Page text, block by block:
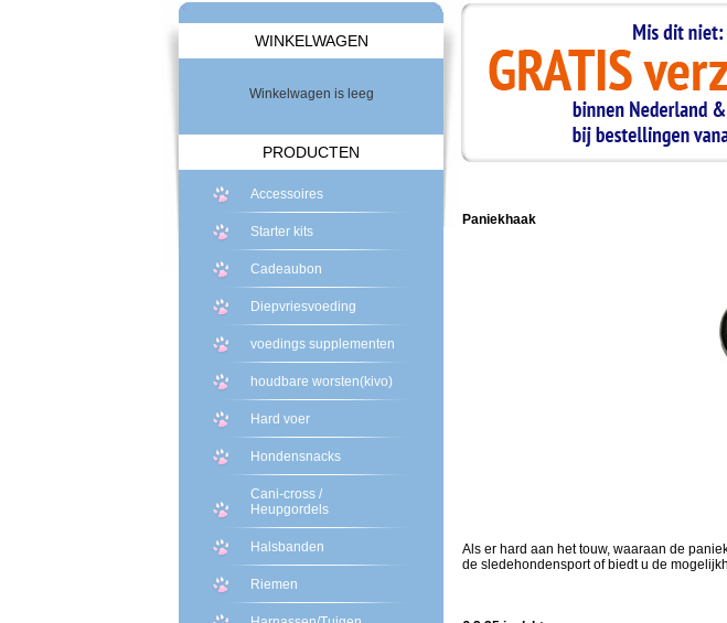
WINKELWAGEN
Winkelwagen is leeg
PRODUCTEN
Accessoires
Starter kits
Cadeaubon
Diepvriesvoeding
voedings supplementen
houdbare worsten(kivo)
Hard voer
Hondensnacks
Cani-cross /
Heupgordels
Halsbanden
Riemen
Paniekhaak
Als er hard aan het touw, waaraan de
de sledehondensport of biedt u de